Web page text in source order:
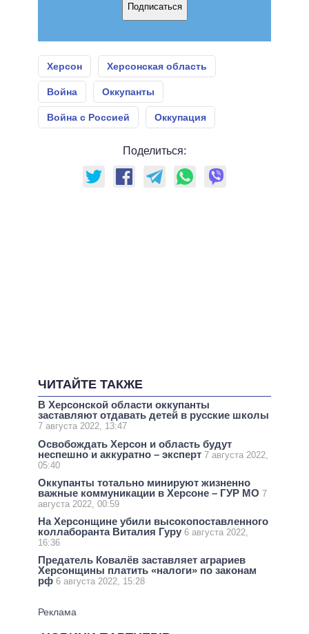
Подписаться
Херсон Херсонская область
Война Оккупанты
Война с Россией Оккупация
Поделиться:
ЧИТАЙТЕ ТАКЖЕ
В Херсонской области оккупанты
заставляют отдавать детей в русские школы
7 августа 2022, 13:47
Освобождать Херсон и область будут
неспешно и аккуратно – эксперт 7 августа 2022,
05:40
Оккупанты тотально минируют жизненно
важные коммуникации в Херсоне – ГУР МО 7
августа 2022, 00:59
На Херсонщине убили высокопоставленного
коллаборанта Виталия Гуру 6 августа 2022,
16:36
Предатель Ковалёв заставляет аграриев
Херсонщины платить «налоги» по законам
рф 6 августа 2022, 15:28